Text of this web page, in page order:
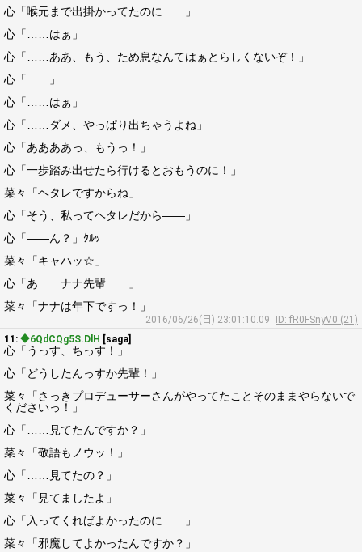
心「喉元まで出掛かってたのに……」
心「……はぁ」
心「……ああ、もう、ため息なんてはぁとらしくないぞ！」
心「……」
心「……はぁ」
心「……ダメ、やっぱり出ちゃうよね」
心「ああああっ、もうっ！」
心「一歩踏み出せたら行けるとおもうのに！」
菜々「ヘタレですからね」
心「そう、私ってヘタレだから――」
心「――ん？」ｸﾙｯ
菜々「キャハッ☆」
心「あ……ナナ先輩……」
菜々「ナナは年下ですっ！」
2016/06/26(日) 23:01:10.09
ID: fR0FSnyV0 (21)
11: ◆6QdCQg5S.DlH [saga]
心「うっす、ちっす！」
心「どうしたんっすか先輩！」
菜々「さっきプロデューサーさんがやってたことそのままやらないで
くださいっ！」
心「……見てたんですか？」
菜々「敬語もノウッ！」
心「……見てたの？」
菜々「見てましたよ」
心「入ってくればよかったのに……」
菜々「邪魔してよかったんですか？」